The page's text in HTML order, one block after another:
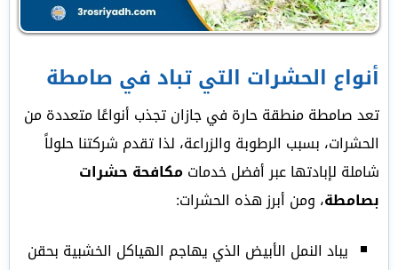
أنواع الحشرات التي تباد في صامطة
تعد صامطة منطقة حارة في جازان تجذب أنواعًا متعددة من
الحشرات، بسبب الرطوبة والزراعة، لذا تقدم شركتنا حلولاً
شاملة لإبادتها عبر أفضل خدماتمكافحة حشرات
بصامطة، ومن أبرز هذه الحشرات:
يباد النمل الأبيض الذي يهاجم الهياكل الخشبية بحقن